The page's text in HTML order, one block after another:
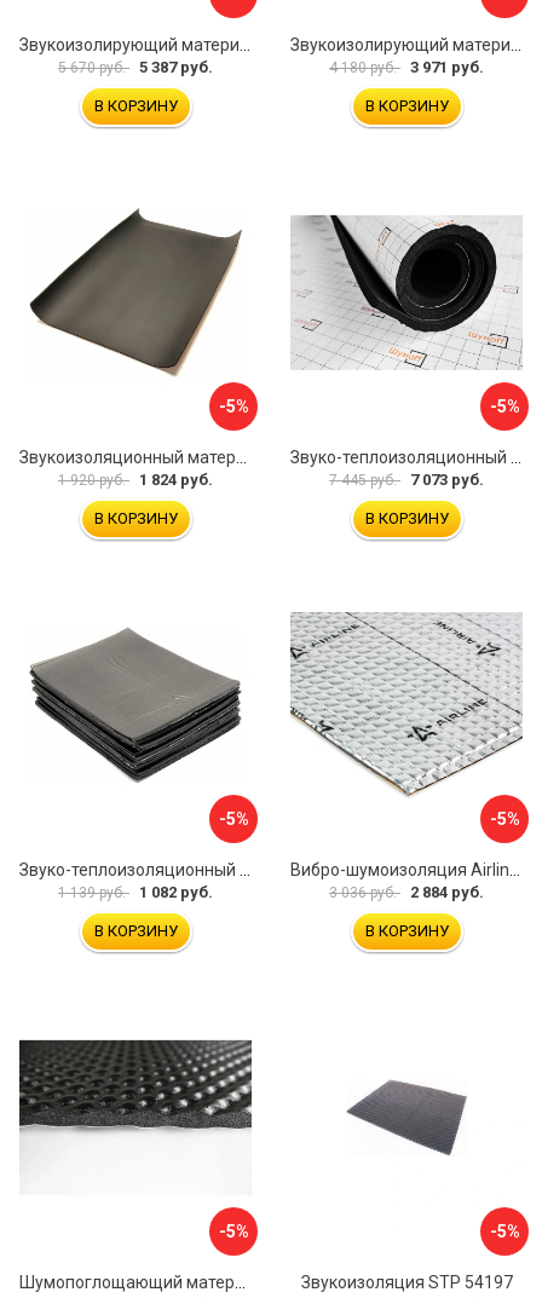
Звукоизолирующий материал STP Bromo 54253
5 670 руб. 5 387 руб.
В КОРЗИНУ
Звукоизолирующий материал STP Sonora 54254
4 180 руб. 3 971 руб.
В КОРЗИНУ
-5%
1 920 руб. 1 824 руб.
В КОРЗИНУ
-5%
7 445 руб. 7 073 руб.
В КОРЗИНУ
-5%
1 139 руб. 1 082 руб.
В КОРЗИНУ
-5%
3 036 руб. 2 884 руб.
В КОРЗИНУ
-5% -5%
Звукоизоляция STP 54197